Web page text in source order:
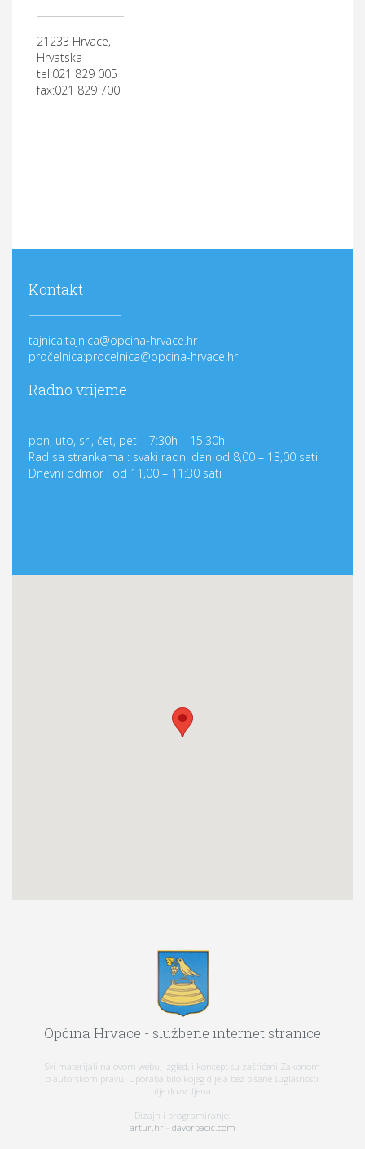
21233 Hrvace,
Hrvatska
tel:021 829 005
fax:021 829 700
Kontakt
tajnica:tajnica@opcina-hrvace.hr
pročelnica:procelnica@opcina-hrvace.hr
Radno vrijeme
pon, uto, sri, čet, pet – 7:30h – 15:30h
Rad sa strankama : svaki radni dan od 8,00 – 13,00 sati
Dnevni odmor : od 11,00 – 11:30 sati
Općina Hrvace - službene internet stranice
Svi materijali na ovom webu, izgled, i koncept su zaštićeni Zakonom
o autorskom pravu. Uporaba bilo kojeg dijela bez pisane suglasnosti
nije dozvoljena.
Dizajn i programiranje:
artur.hr - davorbacic.com